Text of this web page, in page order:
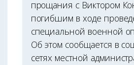
прощания с Виктором
погибшим в ходе
специальной военной
Об этом сообщается в
сетях местной